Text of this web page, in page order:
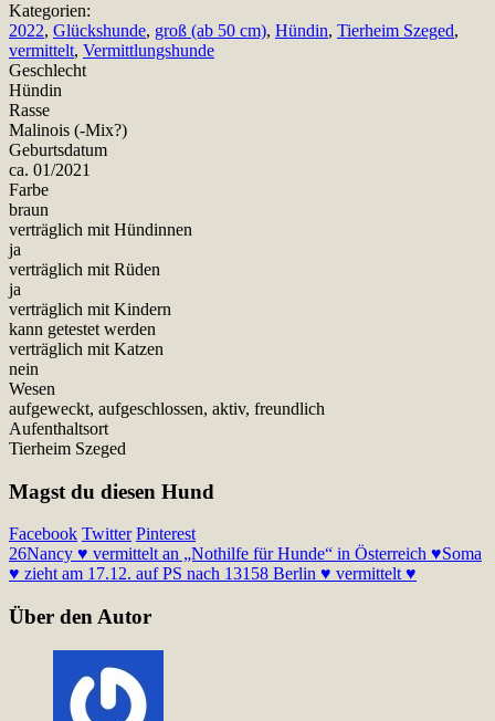
Kategorien:
2022, Glückshunde, groß (ab 50 cm), Hündin, Tierheim Szeged,
vermittelt, Vermittlungshunde
Geschlecht
Hündin
Rasse
Malinois (-Mix?)
Geburtsdatum
ca. 01/2021
Farbe
braun
verträglich mit Hündinnen
ja
verträglich mit Rüden
ja
verträglich mit Kindern
kann getestet werden
verträglich mit Katzen
nein
Wesen
aufgeweckt, aufgeschlossen, aktiv, freundlich
Aufenthaltsort
Tierheim Szeged
Magst du diesen Hund
Facebook Twitter Pinterest
26Nancy ♥ vermittelt an „Nothilfe für Hunde“ in Österreich ♥Soma
♥ zieht am 17.12. auf PS nach 13158 Berlin ♥ vermittelt ♥
Über den Autor